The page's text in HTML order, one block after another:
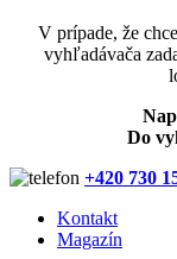
V prípade, že
vyhľadávača
Do
+420 730
Kontakt
Magazín